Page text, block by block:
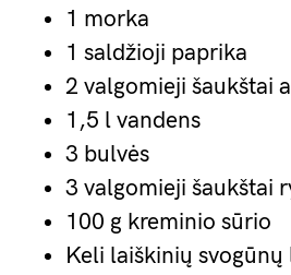
1 morka
1 saldžioji paprika
2 valgomieji šaukštai
1,5 l vandens
3 bulvės
3 valgomieji šaukštai
100 g kreminio sūrio
Keli laiškinių svogūnų